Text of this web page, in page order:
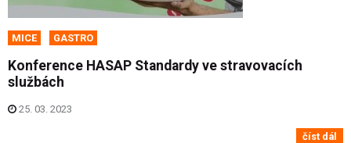
MICE GASTRO
Konference HASAP Standardy ve stravovacích
službách
25. 03. 2023
číst dál